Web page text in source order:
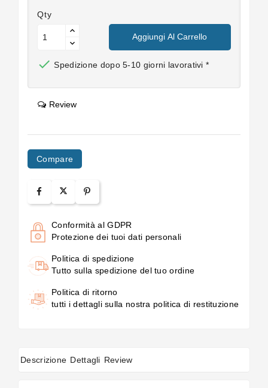
Qty
Aggiungi Al Carrello
 Spedizione dopo 5-10 giorni lavorativi *
Review
Compare
Conformità al GDPR
Protezione dei tuoi dati personali
Politica di spedizione
Tutto sulla spedizione del tuo ordine
Politica di ritorno
tutti i dettagli sulla nostra politica di restituzione
Descrizione Dettagli Review